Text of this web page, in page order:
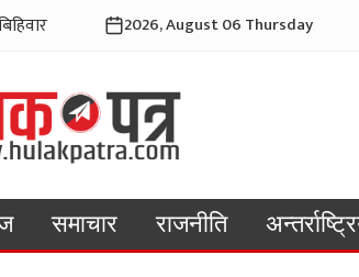
2026, August 06 Thursday
समाचार राजनीति